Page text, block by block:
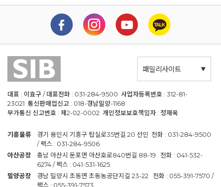
패밀리사이트
대표 : 이효구 / 대표전화 : 031-284-9500 사업자등록번호 : 312-81-
23021 통신판매업신고 : 018-경남밀양-1168
부가통신 신고번호 : 제2-02-0002 개인정보보호책임자 : 정재욱
기흥물류
경기 용인시 기흥구 탑실로35번길 20 선인 전화 : 031-284-9500
/ 팩스 : 031-284-9506
아산공장
충남 아산시 둔포면 아산호로840번길 88-19 전화 : 041-532-
6274 / 팩스 : 041-531-1625
밀양공장
경남 밀양시 초동면 초동농공단지길 23-22 전화 : 055-391-7570 /
팩스 : 055-391-7573